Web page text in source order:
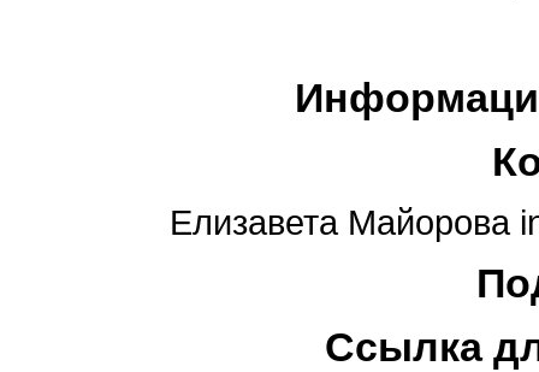
Елизавета Майорова
Ссылка